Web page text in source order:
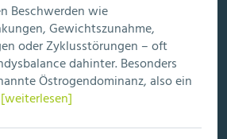
Beschwerden wie
Gewichtszunahme,
oder Zyklusstörungen – oft
dahinter. Besonders
Östrogendominanz, also ein
[weiterlesen]